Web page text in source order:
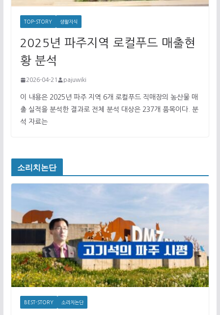
TOP-STORY 생활지식
2025년 파주지역 로컬푸드 매출현
황 분석
2026-04-21 pajuwiki
이 내용은 2025년 파주 지역 6개 로컬푸드 직매장의 농산물 매
출 실적을 분석한 결과로 전체 분석 대상은 237개 품목이다. 분
석 자료는
소리치논단
BEST-STORY 소리치논단